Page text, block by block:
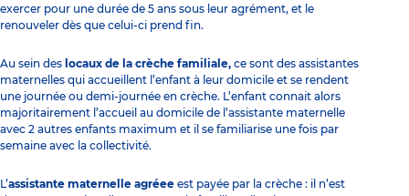
exercer pour une durée de 5 ans sous leur agrément, et le
renouveler dès que celui-ci prend fin.
Au sein des locaux de la crèche familiale, ce sont des assistantes
maternelles qui accueillent l’enfant à leur domicile et se rendent
une journée ou demi-journée en crèche. L’enfant connait alors
majoritairement l’accueil au domicile de l’assistante maternelle
avec 2 autres enfants maximum et il se familiarise une fois par
semaine avec la collectivité.
L’assistante maternelle agréee est payée par la crèche : il n’est